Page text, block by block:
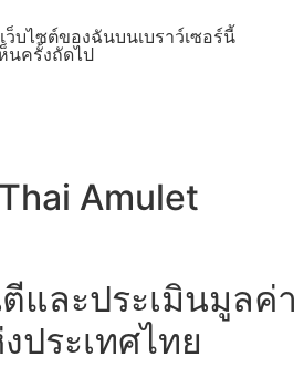
บไซต์ของฉันบนเบราว์เซอร์นี้
นครั้งถัดไป
Amulet
และประเมินมูลค่า
ประเทศไทย